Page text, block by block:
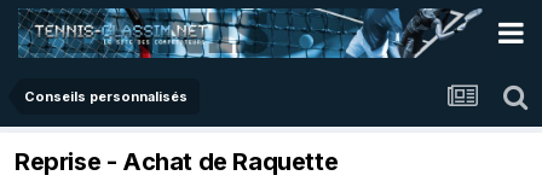
Conseils personnalisés
Reprise - Achat de Raquette